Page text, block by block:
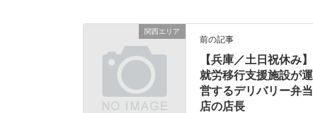
関西エリア
前の記事
【兵庫／土日祝休み】
就労移行支援施設が運
営するデリバリー弁当
店の店長